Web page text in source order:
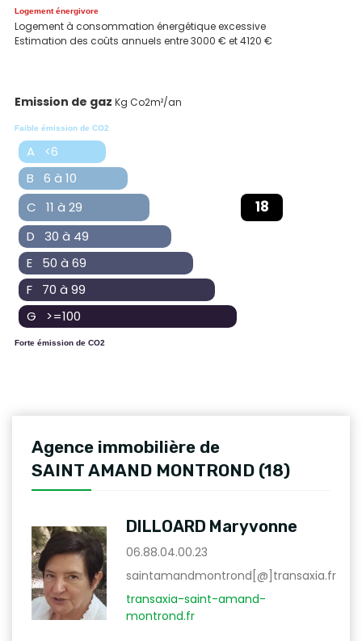
Logement énergivore
Logement à consommation énergétique excessive
Estimation des coûts annuels entre 3000 € et 4120 €
Emission de gaz Kg Co2m²/an
Faible émission de CO2
A <6
B 6 à 10
C 11 à 29
18
D 30 à 49
E 50 à 69
F 70 à 99
G >=100
Forte émission de CO2
Agence immobilière de
SAINT AMAND MONTROND (18)
DILLOARD Maryvonne
06.88.04.00.23
saintamandmontrond[@]transaxia.fr
transaxia-saint-amand-
montrond.fr